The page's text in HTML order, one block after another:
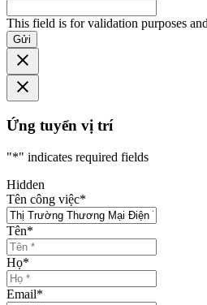
This field is for validation purposes
Gửi
Ứng tuyển vị trí
"*" indicates required fields
Hidden
Tên công việc*
Tên*
Họ*
Email*